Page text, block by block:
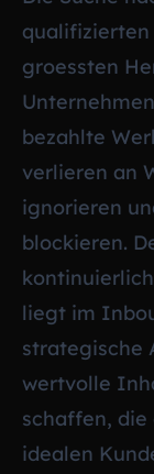
groessten
bezahlte
verlieren an
ignorieren
blockieren.
liegt im
strategische
wertvolle
schaffen,
idealen